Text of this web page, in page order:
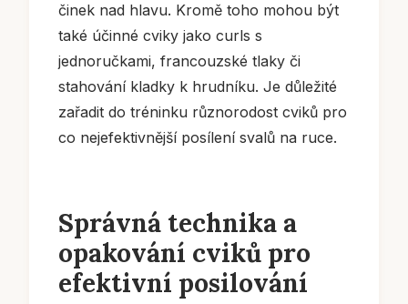
činek nad hlavu. Kromě toho mohou být
také účinné cviky jako curls s
jednoručkami, francouzské tlaky či
stahování kladky k hrudníku. Je důležité
zařadit do tréninku různorodost cviků pro
co nejefektivnější posílení svalů na ruce.
Správná technika a
opakování cviků pro
efektivní posilování